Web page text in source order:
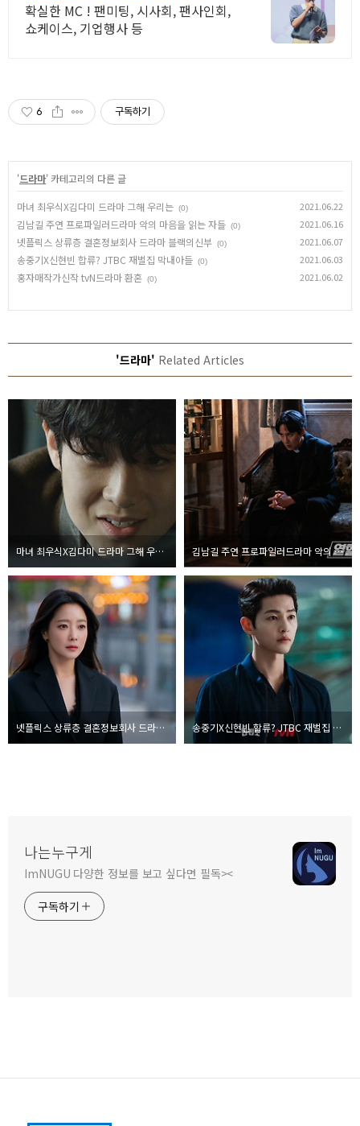
확실한 MC ! 팬미팅, 시사회, 팬사인회,
쇼케이스, 기업행사 등
6 구독하기
'드라마' 카테고리의 다른 글
마녀 최우식X김다미 드라마 그해 우리는 (0) 2021.06.22
김남길 주연 프로파일러드라마 악의 마음을 읽는 자들 (0) 2021.06.16
넷플릭스 상류층 결혼정보회사 드라마 블랙의신부 (0) 2021.06.07
송중기X신현빈 합류? JTBC 재벌집 막내아들 (0) 2021.06.03
홍자매작가신작 tvN드라마 환혼 (0) 2021.06.02
'드라마' Related Articles
마녀 최우식X김다미 드라마 그해 우리는 김남길 주연 프로파일러드라마 악의 마음을 읽는 자들
넷플릭스 상류층 결혼정보회사 드라마 블랙의신부 송중기X신현빈 합류? JTBC 재벌집 막내아들
나는누구게
ImNUGU 다양한 정보를 보고 싶다면 필독><
구독하기